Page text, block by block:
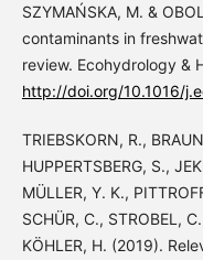
SZYMAŃSKA, M. &
contaminants in
review. Ecohydrology &
http://doi.org/10.1016/
TRIEBSKORN, R.,
HUPPERTSBERG, S.,
MÜLLER, Y. K.,
SCHÜR, C., STROBEL,
KÖHLER, H. (2019).